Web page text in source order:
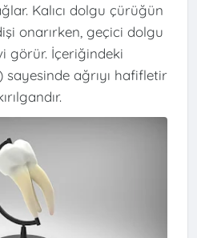
Kalıcı dolgu çürüğün
onarırken, geçici dolgu
görür. İçeriğindeki
ağrıyı hafifletir